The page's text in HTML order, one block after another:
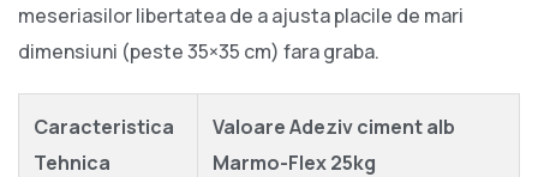
meseriasilor libertatea de a ajusta placile de mari
dimensiuni (peste 35×35 cm) fara graba.
Caracteristica
Tehnica
Valoare Adeziv ciment alb
Marmo-Flex 25kg